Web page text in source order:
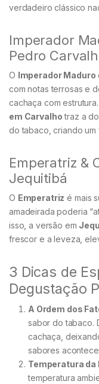
verdadeiro clássico
Imperador
Pedro
O Imperador Maduro
com notas terrosas e
cachaça com
em Carvalhotraz a
do tabaco, criando
Emperatriz &
Jequitibá
O Emperatriz é mais
amadeirada poderia
isso, a versão em
frescor e a leveza,
3 Dicas de
Degustação
A Ordem dos
sabor do tabaco.
cachaça,
sabores
Temperatura da
temperatura